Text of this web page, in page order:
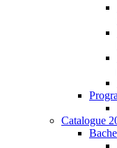
Catalogue